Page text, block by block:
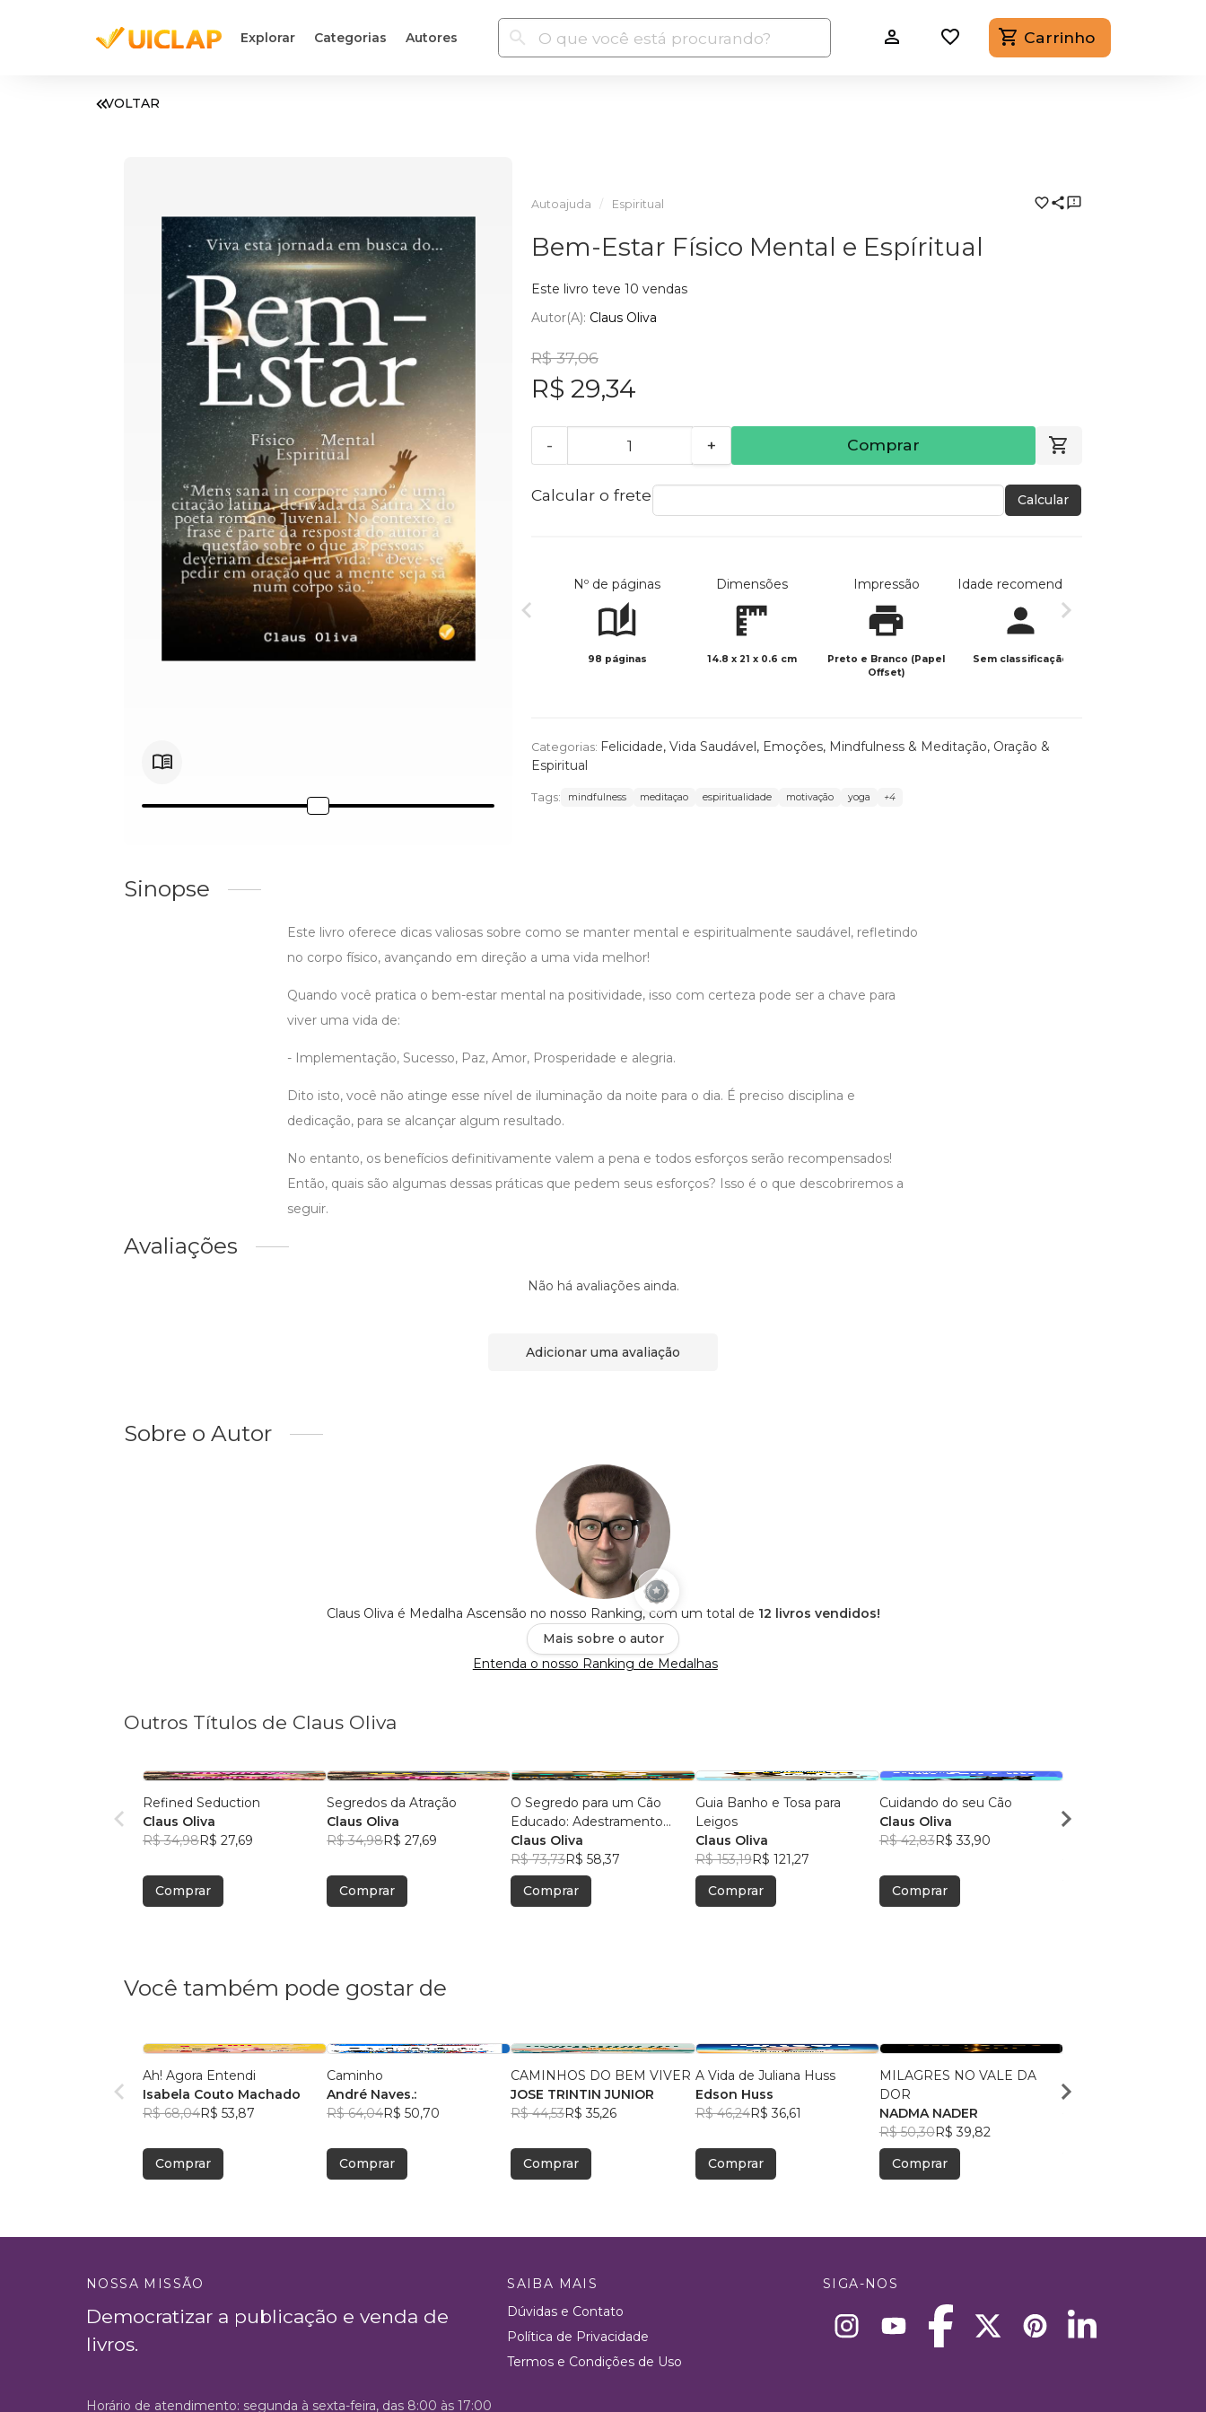
Explorar Categorias Autores Carrinho
VOLTAR
Autoajuda Espiritual
Bem-Estar Físico Mental e Espíritual
Este livro teve 10 vendas
Autor(a): Claus Oliva
R$ 37,06
R$ 29,34
- + Comprar
Calcular o frete Calcular
Nº de páginas
98 páginas
Dimensões
14.8 x 21 x 0.6 cm
Impressão
Preto e Branco (Papel
Offset)
Idade recomendada
Sem classificação
Categorias: Felicidade, Vida Saudável, Emoções, Mindfulness & Meditação, Oração &
Espiritual
Tags: mindfulness meditaçao espiritualidade motivação yoga +4
Sinopse
Este livro oferece dicas valiosas sobre como se manter mental e espiritualmente saudável, refletindo
no corpo físico, avançando em direção a uma vida melhor!
Quando você pratica o bem-estar mental na positividade, isso com certeza pode ser a chave para
viver uma vida de:
- Implementação, Sucesso, Paz, Amor, Prosperidade e alegria.
Dito isto, você não atinge esse nível de iluminação da noite para o dia. É preciso disciplina e
dedicação, para se alcançar algum resultado.
No entanto, os benefícios definitivamente valem a pena e todos esforços serão recompensados!
Então, quais são algumas dessas práticas que pedem seus esforços? Isso é o que descobriremos a
seguir.
Avaliações
Não há avaliações ainda.
Adicionar uma avaliação
Sobre o Autor
Claus Oliva é Medalha Ascensão no nosso Ranking, com um total de 12 livros vendidos!
Mais sobre o autor
Entenda o nosso Ranking de Medalhas
Outros Títulos de Claus Oliva
Refined Seduction
Claus Oliva
R$ 34,98R$ 27,69
Comprar
Segredos da Atração
Claus Oliva
R$ 34,98R$ 27,69
Comprar
O Segredo para um Cão
Educado: Adestramento
Domiciliar Revelado
Claus Oliva
R$ 73,73R$ 58,37
Comprar
Guia Banho e Tosa para
Leigos
Claus Oliva
R$ 153,19R$ 121,27
Comprar
Cuidando do seu Cão
Claus Oliva
R$ 42,83R$ 33,90
Comprar
Cachorro
Você também pode gostar de
Ah! Agora Entendi
Isabela Couto Machado
R$ 68,04R$ 53,87
Comprar
Caminho
André Naves.:
R$ 64,04R$ 50,70
Comprar
CAMINHOS DO BEM VIVER
JOSE TRINTIN JUNIOR
R$ 44,53R$ 35,26
Comprar
A Vida de Juliana Huss
Edson Huss
R$ 46,24R$ 36,61
Comprar
MILAGRES NO VALE DA
DOR
NADMA NADER
R$ 50,30R$ 39,82
Comprar
Alessandra Gomes
NOSSA MISSÃO
Democratizar a publicação e venda de
livros.
SAIBA MAIS
Dúvidas e Contato
Política de Privacidade
Termos e Condições de Uso
SIGA-NOS
Horário de atendimento: segunda à sexta-feira, das 8:00 às 17:00